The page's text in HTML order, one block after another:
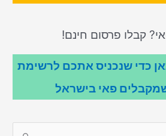
קבלו פרסום חינם!
כדי שנכניס אתכם לרשימת
פאי בישראל